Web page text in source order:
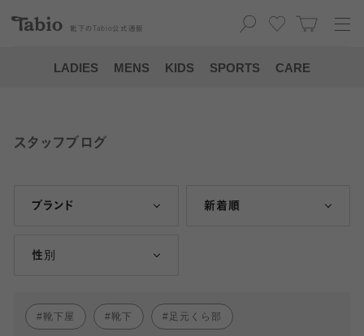
靴下の Tabio 公式通販
LADIES MENS KIDS SPORTS CARE
スタッフブログ
ブランド 新着順
性別
靴下屋 靴下 足元くら部